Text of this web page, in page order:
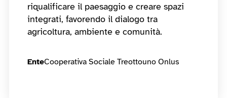
riqualificare il paesaggio e creare spazi
integrati, favorendo il dialogo tra
agricoltura, ambiente e comunità.
EnteCooperativa Sociale Treottouno Onlus